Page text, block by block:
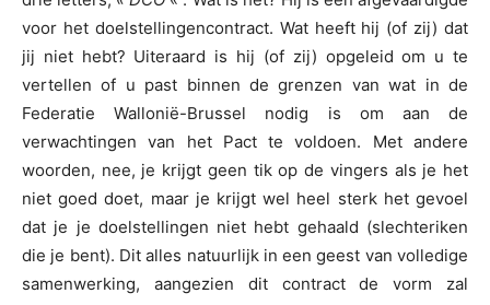
voor het doelstellingencontract. Wat heeft hij (of zij) dat
jij niet hebt? Uiteraard is hij (of zij) opgeleid om u te
vertellen of u past binnen de grenzen van wat in de
Federatie Wallonië-Brussel nodig is om aan de
verwachtingen van het Pact te voldoen. Met andere
woorden, nee, je krijgt geen tik op de vingers als je het
niet goed doet, maar je krijgt wel heel sterk het gevoel
dat je je doelstellingen niet hebt gehaald (slechteriken
die je bent). Dit alles natuurlijk in een geest van volledige
samenwerking, aangezien dit contract de vorm zal